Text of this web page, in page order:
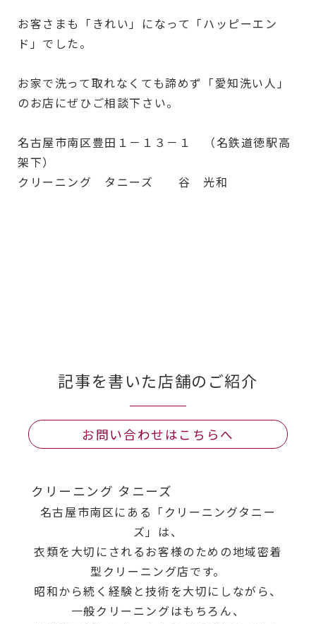
お客さまも「きれい」になって「ハッピーエン
ド」でした。
お家で洗って取れなくても諦めず「愛知洗い人」
のお店にぜひご相談下さい。
名古屋市南区豊田１－１３－１ （名鉄道徳駅高
架下）
クリーニング タニーズ 谷 光和
記事を書いた店舗のご紹介
お問い合わせはこちらへ
クリーニング タニーズ
名古屋市南区にある「クリーニングタニー
ズ」は、
衣類を大切にされるお客様のための地域密着
型クリーニング店です。
昭和から続く経験と技術を大切にしながら、
一般クリーニングはもちろん、